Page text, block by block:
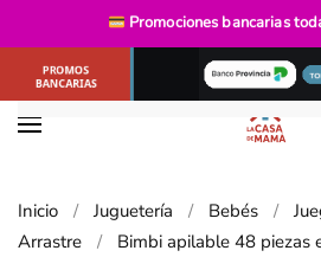
Ir al contenido principal
Inicio Juguetería Bebés
Arrastre
Bimbi apilable 48 piezas
Promociones bancarias